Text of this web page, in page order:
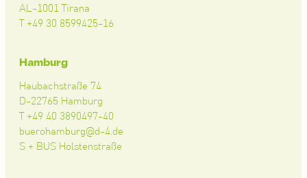
AL-1001 Tirana
T +49 30 8599425-16
Hamburg
Haubachstraße 74
D-22765 Hamburg
T +49 40 3890497-40
buerohamburg@d-4.de
S + BUS Holstenstraße